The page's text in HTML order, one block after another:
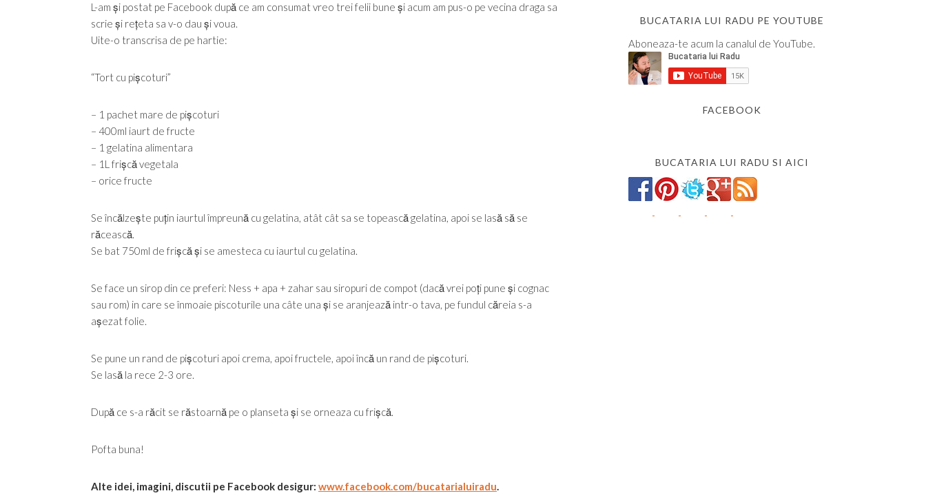
L-am și postat pe Facebook după ce am consumat vreo trei felii bune și acum am pus-o pe vecina draga sa
scrie și rețeta sa v-o dau și voua.
Uite-o transcrisa de pe hartie:
“Tort cu pișcoturi”
– 1 pachet mare de pișcoturi
– 400ml iaurt de fructe
– 1 gelatina alimentara
– 1L frișcă vegetala
– orice fructe
Se încălzește puțin iaurtul împreună cu gelatina, atât cât sa se topească gelatina, apoi se lasă să se
răcească.
Se bat 750ml de frișcă și se amesteca cu iaurtul cu gelatina.
Se face un sirop din ce preferi: Ness + apa + zahar sau siropuri de compot (dacă vrei poți pune și cognac
sau rom) in care se înmoaie piscoturile una câte una și se aranjează intr-o tava, pe fundul căreia s-a
așezat folie.
Se pune un rand de pișcoturi apoi crema, apoi fructele, apoi încă un rand de pișcoturi.
Se lasă la rece 2-3 ore.
După ce s-a răcit se răstoarnă pe o planseta și se orneaza cu frișcă.
Pofta buna!
Alte idei, imagini, discutii pe Facebook desigur: www.facebook.com/bucatarialuiradu.
BUCATARIA LUI RADU PE YOUTUBE
Aboneaza-te acum la canalul de YouTube.
FACEBOOK
BUCATARIA LUI RADU SI AICI